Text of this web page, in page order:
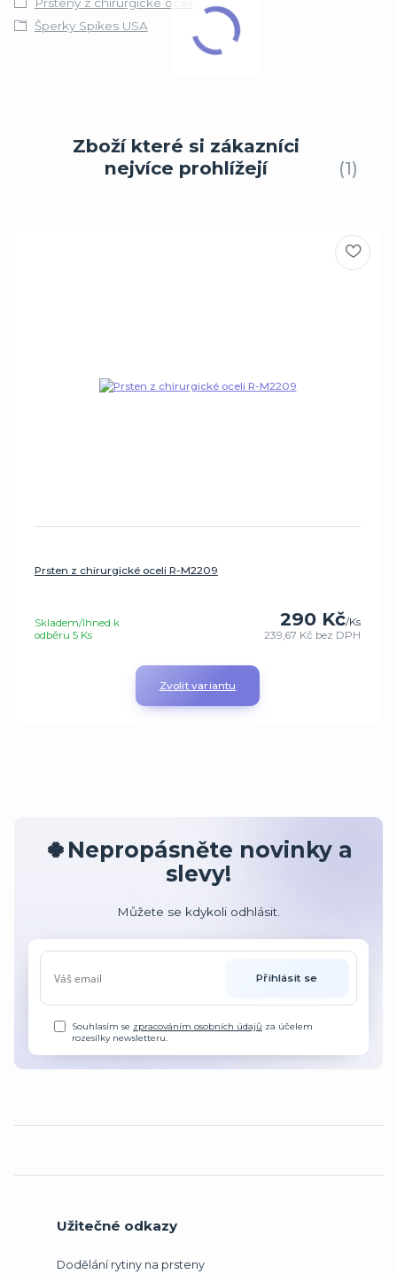
Šperky Spikes USA
Zboží které si zákazníci
nejvíce prohlížejí
1
Prsten z chirurgické oceli R-M2209
290 Kč/Ks
239,67 Kč bez DPH
Skladem/Ihned k
odběru 5 Ks
Zvolit variantu
🍀Nepropásněte novinky a
slevy!
Můžete se kdykoli odhlásit.
Přihlásit se
Souhlasím se zpracováním osobních údajů za účelem
rozesílky newsletteru.
Užitečné odkazy
Dodělání rytiny na prsteny